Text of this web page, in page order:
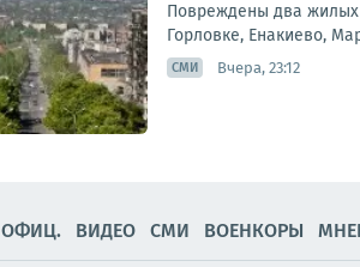
Повреждены два жилых
Горловке, Енакиево,
СМИ Вчера, 23:12
ОФИЦ. ВИДЕО СМИ ВОЕНКОРЫ